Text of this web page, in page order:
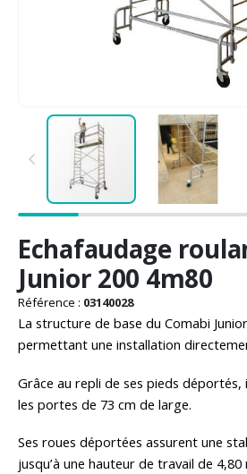
au
début
de
la
Galerie
d’images
Echafaudage
Junior 200 4m80
Référence : 03140028
La structure de base du Comabi
permettant une installation
Grâce au repli de ses pieds
les portes de 73 cm de large.
Ses roues déportées assurent une
jusqu’à une hauteur de travail de 4,80